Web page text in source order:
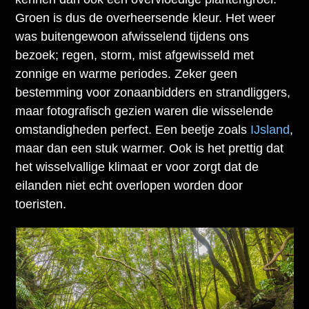
Groen is dus de overheersende kleur. Het weer
was buitengewoon afwisselend tijdens ons
bezoek; regen, storm, mist afgewisseld met
zonnige en warme periodes. Zeker geen
bestemming voor zonaanbidders en strandliggers,
maar fotografisch gezien waren die wisselende
omstandigheden perfect. Een beetje zoals IJsland,
maar dan een stuk warmer. Ook is het prettig dat
het wisselvallige klimaat er voor zorgt dat de
eilanden niet echt overlopen worden door
toeristen.